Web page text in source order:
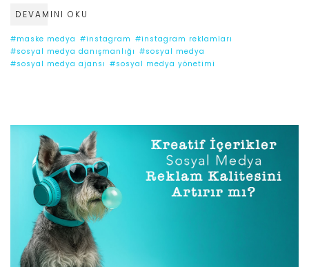
DEVAMINI OKU
#maske medya #instagram #instagram reklamları
#sosyal medya danışmanlığı #sosyal medya
#sosyal medya ajansı #sosyal medya yönetimi